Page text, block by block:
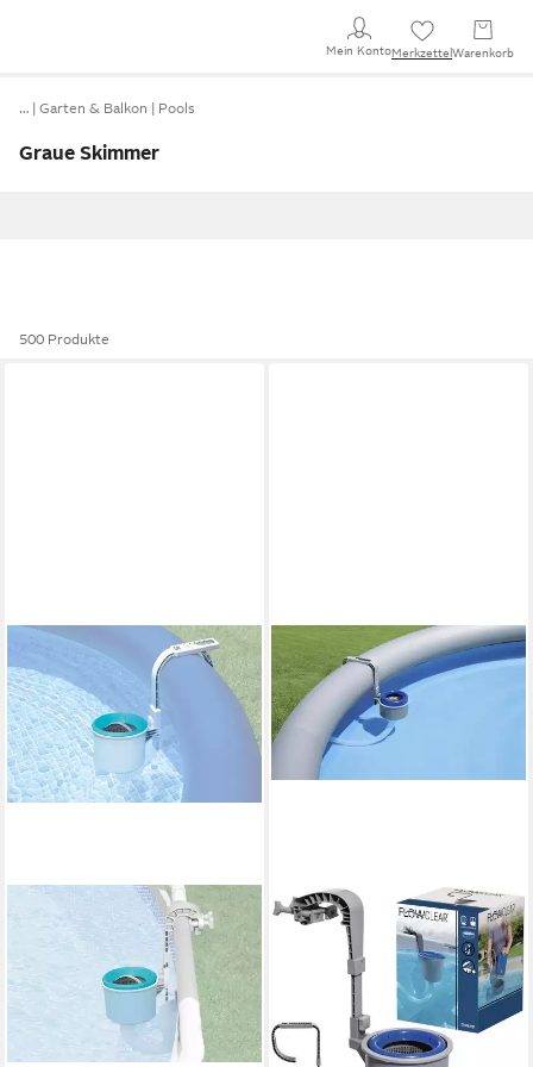
Mein KontoMerkzettel Warenkorb
… Garten & Balkon Pools
Graue Skimmer
500 Produkte